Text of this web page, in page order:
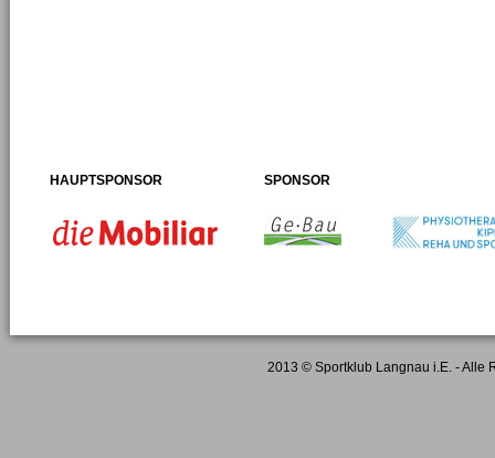
HAUPTSPONSOR SPONSOR
2013 © Sportklub Langnau i.E. - Alle